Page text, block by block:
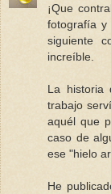
¡Que
fotografía
siguiente
increíble.
La historia
trabajo
aquél que
caso de
ese "hielo
He